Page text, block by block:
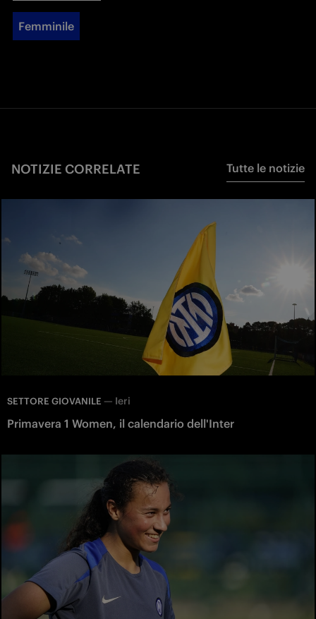
Femminile
NOTIZIE CORRELATE Tutte le notizie
SETTORE GIOVANILE — Ieri
Primavera 1 Women, il calendario dell'Inter